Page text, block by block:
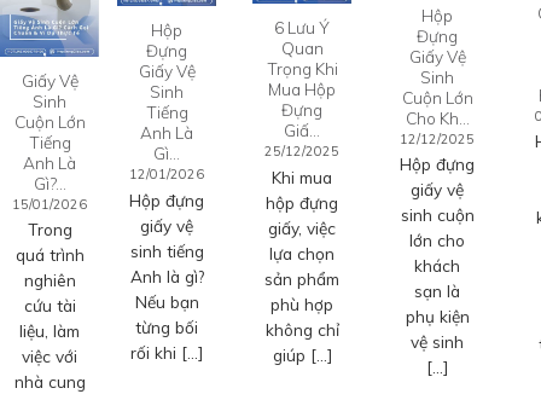
Giấy Vệ
Sinh
Cuộn Lớn
Tiếng
Anh Là
Gì?…
15/01/2026
Trong
quá trình
nghiên
cứu tài
liệu, làm
việc với
nhà cung
Hộp
Đựng
Giấy Vệ
Sinh
Tiếng
Anh Là
Gì…
12/01/2026
Hộp đựng
giấy vệ
sinh tiếng
Anh là gì?
Nếu bạn
từng bối
rối khi […]
6 Lưu Ý
Quan
Trọng Khi
Mua Hộp
Đựng
Giấ…
25/12/2025
Khi mua
hộp đựng
giấy, việc
lựa chọn
sản phẩm
phù hợp
không chỉ
giúp […]
Hộp
Đựng
Giấy Vệ
Sinh
Cuộn Lớn
Cho Kh…
12/12/2025
Hộp đựng
giấy vệ
sinh cuộn
lớn cho
khách
sạn là
phụ kiện
vệ sinh
[…]